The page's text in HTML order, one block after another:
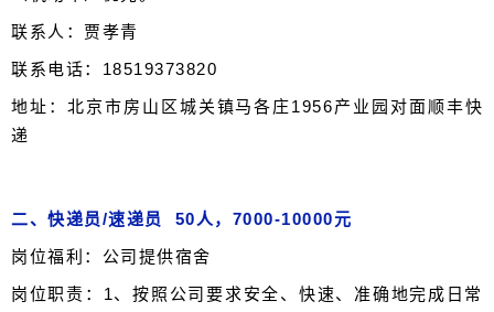
联系人：贾孝青
联系电话：18519373820
地址：北京市房山区城关镇马各庄1956产业园对面顺丰快
递
二、快递员/速递员 50人，7000-10000元
岗位福利：公司提供宿舍
岗位职责：1、按照公司要求安全、快速、准确地完成日常